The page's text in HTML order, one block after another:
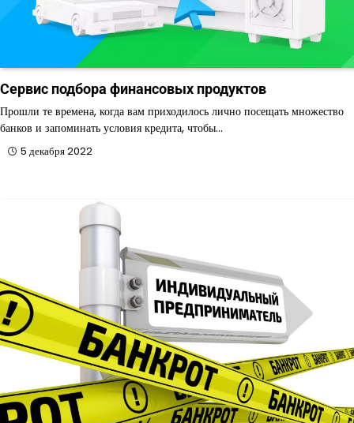
Сервис подбора финансовых продуктов
Прошли те времена, когда вам приходилось лично посещать множество
банков и запоминать условия кредита, чтобы…
5 декабря 2022